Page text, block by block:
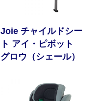
Joie チャイルドシー
ト アイ・ピボット
グロウ（シェール）